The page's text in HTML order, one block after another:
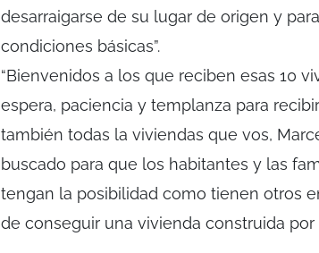
desarraigarse de su lugar de origen y
condiciones básicas”.
“Bienvenidos a los que reciben esas 10
espera, paciencia y templanza para
también todas la viviendas que vos,
buscado para que los habitantes y las
tengan la posibilidad como tienen otros
de conseguir una vivienda construida por